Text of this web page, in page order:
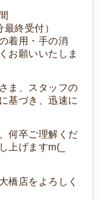
終受付）
着用・手の消
お願いいたしま
ま、スタッフの
基づき、迅速に
何卒ご理解くだ
上げますm(_
橋店をよろしく